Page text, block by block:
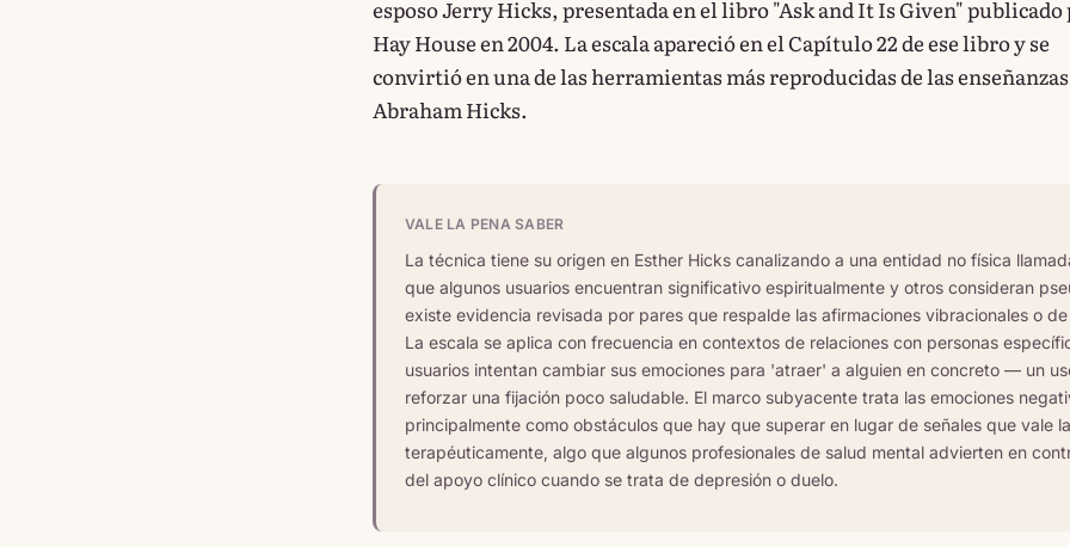
esposo Jerry Hicks, presentada en el libro "Ask and It Is Given" publicado
Hay House en 2004. La escala apareció en el Capítulo 22 de ese libro y se
convirtió en una de las herramientas más reproducidas de las
Abraham Hicks.
VALE LA PENA SABER
La técnica tiene su origen en Esther Hicks canalizando a una entidad no física
que algunos usuarios encuentran significativo espiritualmente y otros consideran
existe evidencia revisada por pares que respalde las afirmaciones vibracionales o
La escala se aplica con frecuencia en contextos de relaciones con personas
usuarios intentan cambiar sus emociones para 'atraer' a alguien en concreto — un
reforzar una fijación poco saludable. El marco subyacente trata las emociones
principalmente como obstáculos que hay que superar en lugar de señales que vale
terapéuticamente, algo que algunos profesionales de salud mental advierten en
del apoyo clínico cuando se trata de depresión o duelo.